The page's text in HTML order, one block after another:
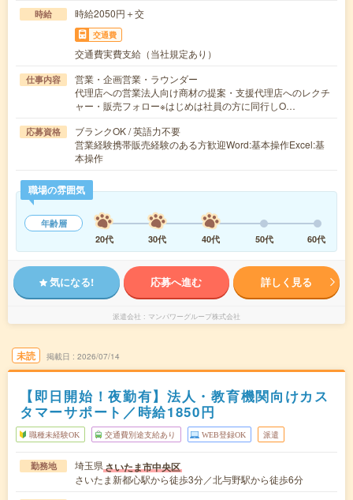
時給 時給2050円＋交
交通費
交通費実費支給（当社規定あり）
仕事内容
営業・企画営業・ラウンダー
代理店への営業法人向け商材の提案・支援代理店へのレクチ
ャー・販売フォロー※はじめは社員の方に同行しO…
応募資格
ブランクOK / 英語力不要
営業経験携帯販売経験のある方歓迎Word:基本操作Excel:基
本操作
職場の雰囲気
年齢層
20代
30代 40代 50代 60代
気になる! 応募へ進む 詳しく見る
派遣会社 マンパワーグループ株式会社
未読 掲載日 2026/07/14
【即日開始！夜勤有】法人・教育機関向けカス
タマーサポート／時給1850円
職種未経験OK 交通費別途支給あり WEB登録OK 派遣
勤務地 埼玉県さいたま市中央区
さいたま新都心駅から徒歩3分／北与野駅から徒歩6分